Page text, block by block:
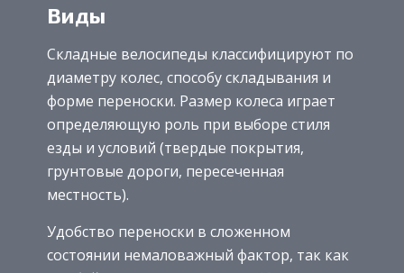
Виды
Складные велосипеды классифицируют по
диаметру колес, способу складывания и
форме переноски. Размер колеса играет
определяющую роль при выборе стиля
езды и условий (твердые покрытия,
грунтовые дороги, пересеченная
местность).
Удобство переноски в сложенном
состоянии немаловажный фактор, так как